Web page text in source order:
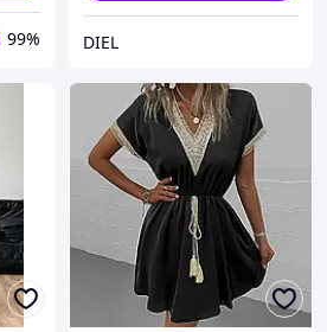
99% DIEL